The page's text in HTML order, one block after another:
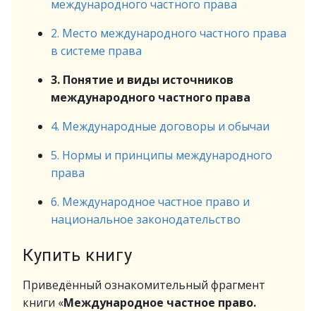
международного частного права
2. Место международного частного права
в системе права
3. Понятие и виды источников
международного частного права
4. Международные договоры и обычаи
5. Нормы и принципы международного
права
6. Международное частное право и
национальное законодательство
Купить книгу
Приведённый ознакомительный фрагмент
книги «Международное частное право.